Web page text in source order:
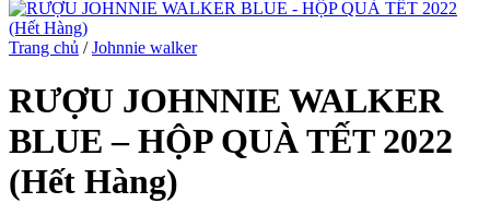
Trang chủ / Johnnie walker
RƯỢU JOHNNIE WALKER
BLUE – HỘP QUÀ TẾT 2022
(Hết Hàng)